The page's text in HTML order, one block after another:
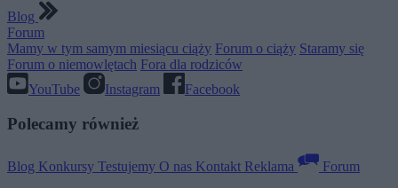
Blog
Forum
Mamy w tym samym miesiącu ciąży Forum o ciąży Staramy się
Forum o niemowlętach Fora dla rodziców
YouTube
Instagram Facebook
Polecamy również
Blog Konkursy Testujemy O nas Kontakt Reklama
Forum